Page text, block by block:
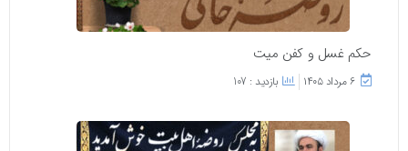
حکم غسل و کفن میت
۶ مرداد ۱۴۰۵ بازدید : 107